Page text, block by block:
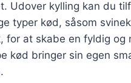
Udover kylling kan du
typer kød, såsom
for at skabe en fyldig
kød bringer sin egen